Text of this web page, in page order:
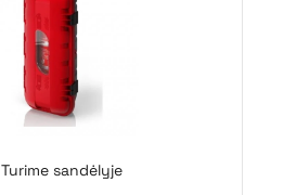
Turime sandėlyje